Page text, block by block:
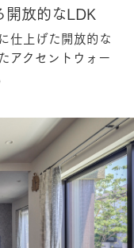
開放的なLDK
仕上げた開放的な
アクセントウォー